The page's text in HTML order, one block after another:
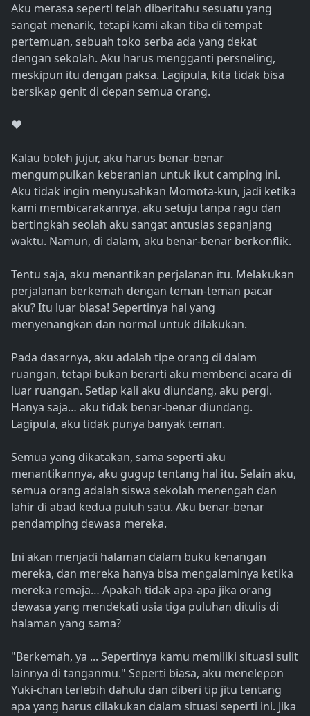
Aku merasa seperti telah diberitahu sesuatu yang
sangat menarik, tetapi kami akan tiba di tempat
pertemuan, sebuah toko serba ada yang dekat
dengan sekolah. Aku harus mengganti persneling,
meskipun itu dengan paksa. Lagipula, kita tidak bisa
bersikap genit di depan semua orang.
❤
Kalau boleh jujur, aku harus benar-benar
mengumpulkan keberanian untuk ikut camping ini.
Aku tidak ingin menyusahkan Momota-kun, jadi ketika
kami membicarakannya, aku setuju tanpa ragu dan
bertingkah seolah aku sangat antusias sepanjang
waktu. Namun, di dalam, aku benar-benar berkonflik.
Tentu saja, aku menantikan perjalanan itu. Melakukan
perjalanan berkemah dengan teman-teman pacar
aku? Itu luar biasa! Sepertinya hal yang
menyenangkan dan normal untuk dilakukan.
Pada dasarnya, aku adalah tipe orang di dalam
ruangan, tetapi bukan berarti aku membenci acara di
luar ruangan. Setiap kali aku diundang, aku pergi.
Hanya saja… aku tidak benar-benar diundang.
Lagipula, aku tidak punya banyak teman.
Semua yang dikatakan, sama seperti aku
menantikannya, aku gugup tentang hal itu. Selain aku,
semua orang adalah siswa sekolah menengah dan
lahir di abad kedua puluh satu. Aku benar-benar
pendamping dewasa mereka.
Ini akan menjadi halaman dalam buku kenangan
mereka, dan mereka hanya bisa mengalaminya ketika
mereka remaja… Apakah tidak apa-apa jika orang
dewasa yang mendekati usia tiga puluhan ditulis di
halaman yang sama?
"Berkemah, ya ... Sepertinya kamu memiliki situasi sulit
lainnya di tanganmu." Seperti biasa, aku menelepon
Yuki-chan terlebih dahulu dan diberi tip jitu tentang
apa yang harus dilakukan dalam situasi seperti ini. Jika